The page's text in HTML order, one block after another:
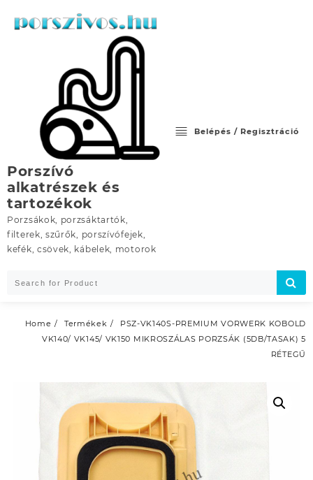
Porszívó
alkatrészek és
tartozékok
Porzsákok, porzsáktartók,
filterek, szűrők, porszívófejek,
kefék, csövek, kábelek, motorok
Belépés / Regisztráció
Home Termékek
PSZ-VK140S-PREMIUM VORWERK KOBOLD
VK140/ VK145/ VK150 MIKROSZÁLAS PORZSÁK (5DB/TASAK) 5
RÉTEGŰ